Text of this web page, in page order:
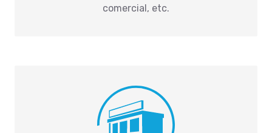
comercial, etc.